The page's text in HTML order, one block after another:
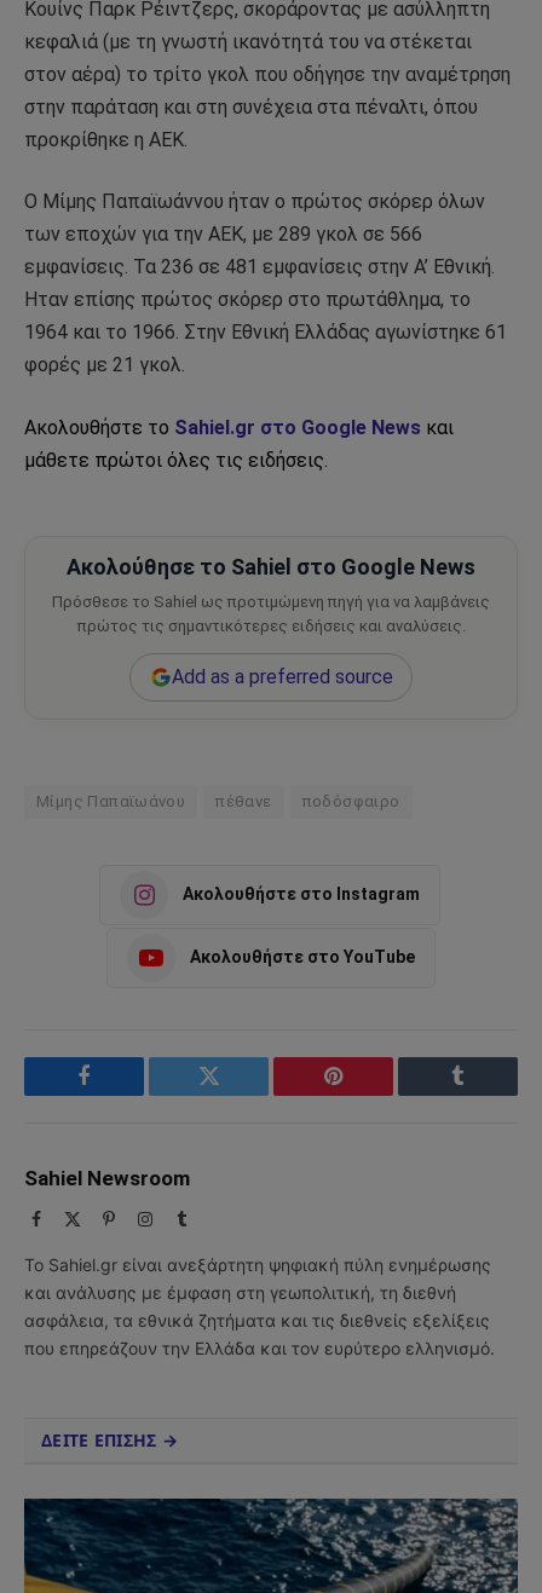
Κουίνς Παρκ Ρέιντζερς, σκοράροντας με ασύλληπτη
κεφαλιά (με τη γνωστή ικανότητά του να στέκεται
στον αέρα) το τρίτο γκολ που οδήγησε την αναμέτρηση
στην παράταση και στη συνέχεια στα πέναλτι, όπου
προκρίθηκε η ΑΕΚ.
Ο Μίμης Παπαϊωάννου ήταν ο πρώτος σκόρερ όλων
των εποχών για την ΑΕΚ, με 289 γκολ σε 566
εμφανίσεις. Τα 236 σε 481 εμφανίσεις στην Α’ Εθνική.
Ηταν επίσης πρώτος σκόρερ στο πρωτάθλημα, το
1964 και το 1966. Στην Εθνική Ελλάδας αγωνίστηκε 61
φορές με 21 γκολ.
Ακολουθήστε το Sahiel.gr στο Google News και
μάθετε πρώτοι όλες τις ειδήσεις.
Ακολούθησε το Sahiel στο Google News
Πρόσθεσε το Sahiel ως προτιμώμενη πηγή για να λαμβάνεις
πρώτος τις σημαντικότερες ειδήσεις και αναλύσεις.
Add as a preferred source
Μίμης Παπαϊωάνου πέθανε ποδόσφαιρο
Ακολουθήστε στο Instagram
Ακολουθήστε στο YouTube
Facebook Twitter Pinterest Tumblr
Sahiel Newsroom
Facebook PinterestInstagram
Tumblr
Το Sahiel.gr είναι ανεξάρτητη ψηφιακή πύλη ενημέρωσης
και ανάλυσης με έμφαση στη γεωπολιτική, τη διεθνή
ασφάλεια, τα εθνικά ζητήματα και τις διεθνείς εξελίξεις
που επηρεάζουν την Ελλάδα και τον ευρύτερο ελληνισμό.
ΔΕΙΤΕ ΕΠΙΣΗΣ →